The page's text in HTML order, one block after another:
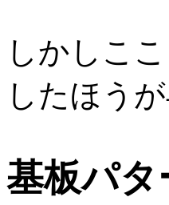
しかしこ
したほう
基板パ